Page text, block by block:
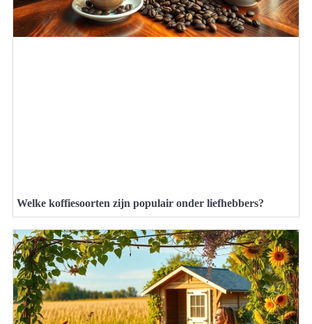
Welke koffiesoorten zijn populair onder liefhebbers?